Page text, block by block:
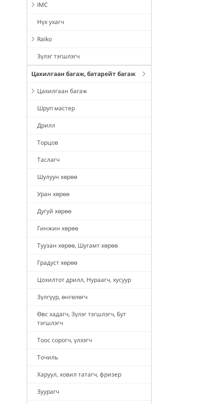
IMC
Нүх ухагч
Raiko
Зүлэг тэгшлэгч
Цахилгаан багаж, батарейт багаж
Цахилгаан багаж
Шруп мастер
Дрилл
Торцов
Таслагч
Шулуун хөрөө
Уран хөрөө
Дугуй хөрөө
Гинжин хөрөө
Туузан хөрөө, Шугамт хөрөө
Градуст хөрөө
Цохилтот дрилл, Нураагч, хусуур
Зүлгүүр, өнгөлөгч
Өвс хадагч, Зүлэг тэгшлэгч, Бут
тэгшлэгч
Тоос сорогч, үлээгч
Точиль
Харуул, ховил татагч, фризер
Зуурагч